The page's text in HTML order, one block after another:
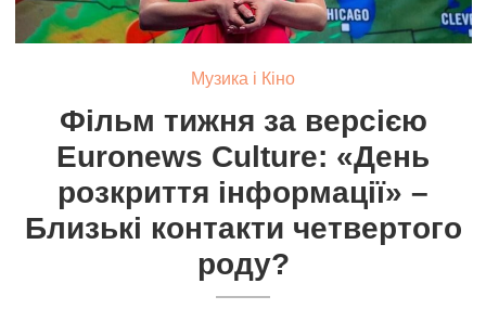
Музика і Кіно
Фільм тижня за версією
Euronews Culture: «День
розкриття інформації» –
Близькі контакти четвертого
роду?